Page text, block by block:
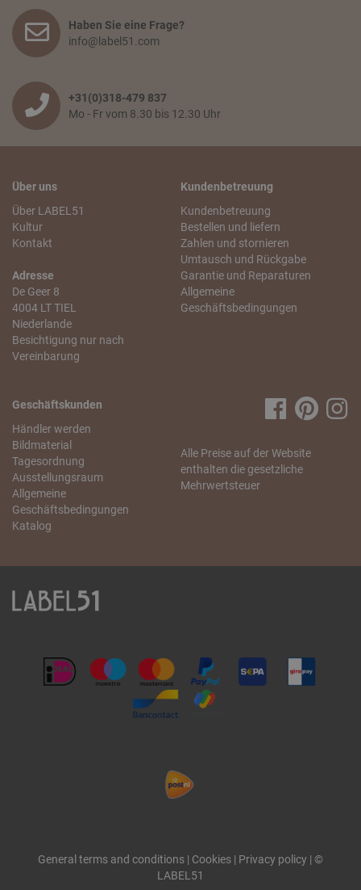
Haben Sie eine Frage?
info@label51.com
+31(0)318-479 837
Mo - Fr vom 8.30 bis 12.30 Uhr
Über uns
Über LABEL51
Kultur
Kontakt
Adresse
De Geer 8
4004 LT TIEL
Niederlande
Besichtigung nur nach
Vereinbarung
Kundenbetreuung
Kundenbetreuung
Bestellen und liefern
Zahlen und stornieren
Umtausch und Rückgabe
Garantie und Reparaturen
Allgemeine
Geschäftsbedingungen
Geschäftskunden
Händler werden
Bildmaterial
Tagesordnung
Ausstellungsraum
Allgemeine
Geschäftsbedingungen
Katalog
Alle Preise auf der Website
enthalten die gesetzliche
Mehrwertsteuer
General terms and conditions | Cookies | Privacy policy | ©
LABEL51